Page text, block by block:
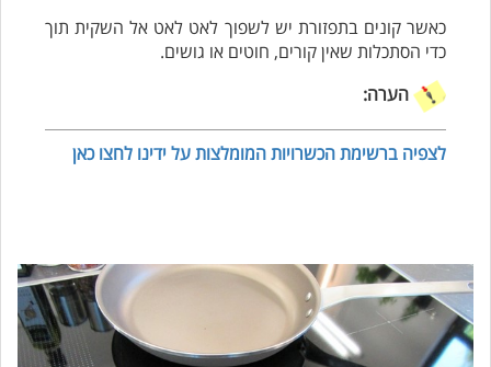
כאשר קונים בתפזורת יש לשפוך לאט לאט אל השקית תוך
כדי הסתכלות שאין קורים, חוטים או גושים.
הערה:
לצפיה ברשימת הכשרויות המומלצות על ידינו לחצו כאן